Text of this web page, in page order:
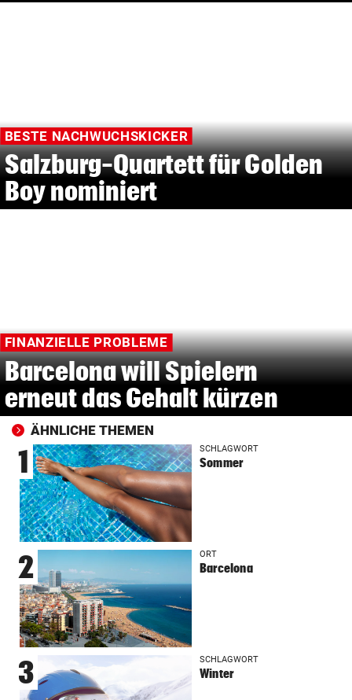
BESTE NACHWUCHSKICKER
Salzburg-Quartett für Golden
Boy nominiert
FINANZIELLE PROBLEME
Barcelona will Spielern
erneut das Gehalt kürzen
ÄHNLICHE THEMEN
1 SCHLAGWORT
Sommer
2 ORT
Barcelona
3 SCHLAGWORT
Winter